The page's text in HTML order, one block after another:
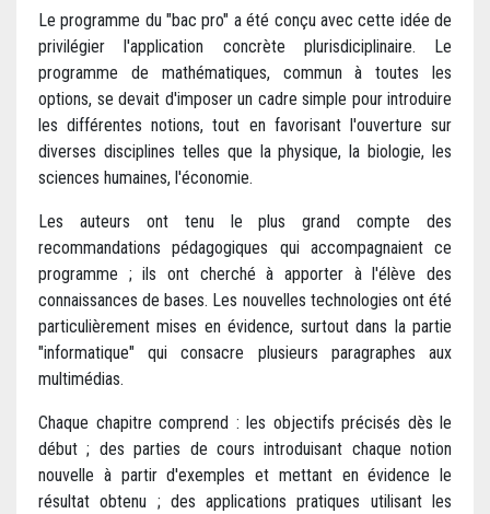
Le programme du "bac pro" a été conçu avec cette idée de
privilégier l'application concrète plurisdiciplinaire. Le
programme de mathématiques, commun à toutes les
options, se devait d'imposer un cadre simple pour introduire
les différentes notions, tout en favorisant l'ouverture sur
diverses disciplines telles que la physique, la biologie, les
sciences humaines, l'économie.
Les auteurs ont tenu le plus grand compte des
recommandations pédagogiques qui accompagnaient ce
programme ; ils ont cherché à apporter à l'élève des
connaissances de bases. Les nouvelles technologies ont été
particulièrement mises en évidence, surtout dans la partie
"informatique" qui consacre plusieurs paragraphes aux
multimédias.
Chaque chapitre comprend : les objectifs précisés dès le
début ; des parties de cours introduisant chaque notion
nouvelle à partir d'exemples et mettant en évidence le
résultat obtenu ; des applications pratiques utilisant les